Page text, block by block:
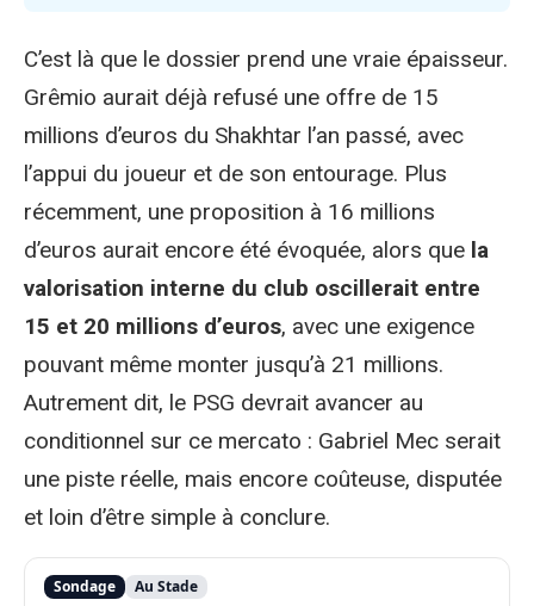
C’est là que le dossier prend une vraie épaisseur.
Grêmio aurait déjà refusé une offre de 15
millions d’euros du Shakhtar l’an passé, avec
l’appui du joueur et de son entourage. Plus
récemment, une proposition à 16 millions
d’euros aurait encore été évoquée, alors que la
valorisation interne du club oscillerait entre
15 et 20 millions d’euros, avec une exigence
pouvant même monter jusqu’à 21 millions.
Autrement dit, le PSG devrait avancer au
conditionnel sur ce mercato : Gabriel Mec serait
une piste réelle, mais encore coûteuse, disputée
et loin d’être simple à conclure.
Sondage Au Stade